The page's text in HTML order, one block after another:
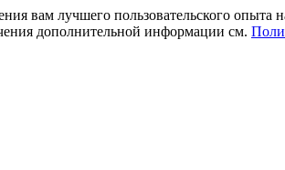
вам лучшего пользовательского
дополнительной информации см.